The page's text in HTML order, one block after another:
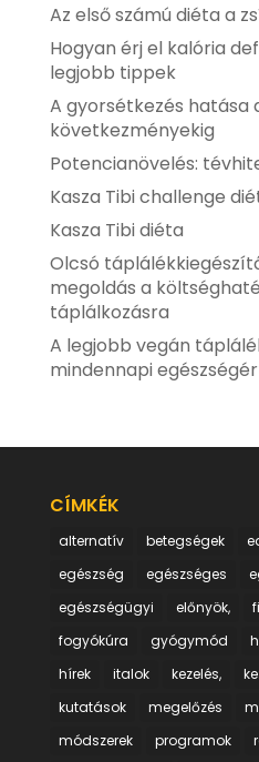
Az első számú diéta a
Hogyan érj el kalória
legjobb tippek
A gyorsétkezés hatása
következményekig
Potencianövelés:
Kasza Tibi challenge
Kasza Tibi diéta
Olcsó
megoldás a
táplálkozásra
A legjobb vegán
mindennapi
CÍMKÉK
alternatív betegségek
egészség
egészséges
egészségügyi
előnyök,
fogyókúra
gyógymód
hírek
italok kezelés,
kutatások
megelőzés
módszerek
programok